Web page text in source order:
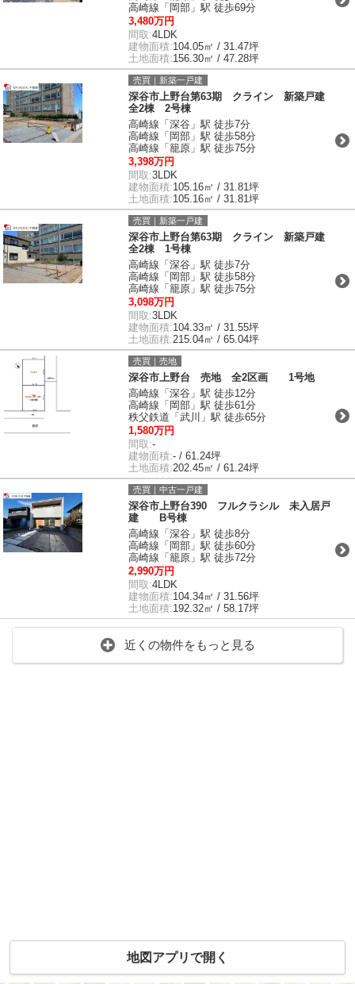
高崎線「岡部」駅 徒歩69分
3,480万円
間取:4LDK
建物面積:104.05㎡ / 31.47坪
土地面積:156.30㎡ / 47.28坪
売買｜新築一戸建
深谷市上野台第63期 クライン 新築戸建
全2棟 2号棟
高崎線「深谷」駅 徒歩7分
高崎線「岡部」駅 徒歩58分
高崎線「籠原」駅 徒歩75分
3,398万円
間取:3LDK
建物面積:105.16㎡ / 31.81坪
土地面積:105.16㎡ / 31.81坪
売買｜新築一戸建
深谷市上野台第63期 クライン 新築戸建
全2棟 1号棟
高崎線「深谷」駅 徒歩7分
高崎線「岡部」駅 徒歩58分
高崎線「籠原」駅 徒歩75分
3,098万円
間取:3LDK
建物面積:104.33㎡ / 31.55坪
土地面積:215.04㎡ / 65.04坪
売買｜売地
深谷市上野台 売地 全2区画 1号地
高崎線「深谷」駅 徒歩12分
高崎線「岡部」駅 徒歩61分
秩父鉄道「武川」駅 徒歩65分
1,580万円
間取:-
建物面積:- / 61.24坪
土地面積:202.45㎡ / 61.24坪
売買｜中古一戸建
深谷市上野台390 フルクラシル 未入居戸
建 B号棟
高崎線「深谷」駅 徒歩8分
高崎線「岡部」駅 徒歩60分
高崎線「籠原」駅 徒歩72分
2,990万円
間取:4LDK
建物面積:104.34㎡ / 31.56坪
土地面積:192.32㎡ / 58.17坪
近くの物件をもっと見る
地図アプリで開く